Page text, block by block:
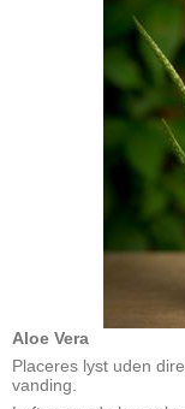
Aloe Vera
Placeres lyst uden
vanding.